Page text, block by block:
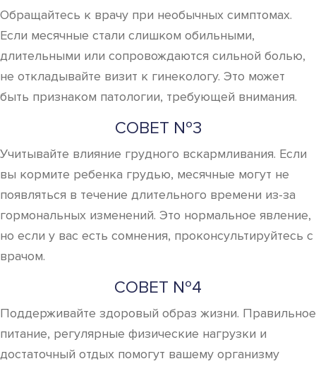
Обращайтесь к врачу при необычных симптомах.
Если месячные стали слишком обильными,
длительными или сопровождаются сильной болью,
не откладывайте визит к гинекологу. Это может
быть признаком патологии, требующей внимания.
СОВЕТ №3
Учитывайте влияние грудного вскармливания. Если
вы кормите ребенка грудью, месячные могут не
появляться в течение длительного времени из-за
гормональных изменений. Это нормальное явление,
но если у вас есть сомнения, проконсультируйтесь с
врачом.
СОВЕТ №4
Поддерживайте здоровый образ жизни. Правильное
питание, регулярные физические нагрузки и
достаточный отдых помогут вашему организму